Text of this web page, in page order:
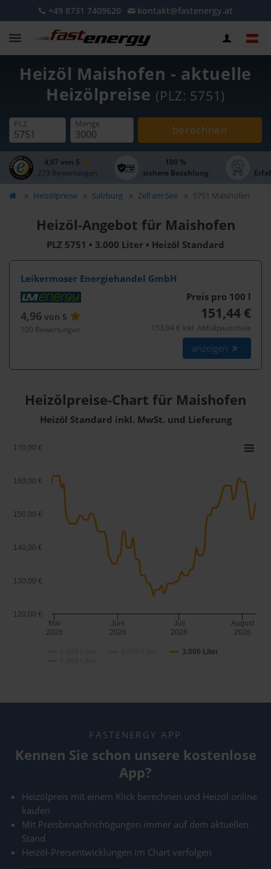
+49 8731 7409620 kontakt@fastenergy.at
Heizöl Maishofen - aktuelle
Heizölpreise (PLZ: 5751)
PLZ Menge berechnen
4,97 von 5
273 Bewertungen
100 %
sichere Bezahlung
Heizölpreise Salzburg Zell am See 5751 Maishofen
Heizöl-Angebot für Maishofen
PLZ 5751 • 3.000 Liter • Heizöl Standard
Leikermoser Energiehandel GmbH
4,96von 5
100 Bewertungen
Preis pro 100 l
151,44 €
153,04 € inkl. Abfüllpauschale
anzeigen
Heizölpreise-Chart für Maishofen
Heizöl Standard inkl. MwSt. und Lieferung
3.000 Liter
Mai
2026
Juni
2026
Juli
2026
August
2026
120,00 €
130,00 €
140,00 €
150,00 €
160,00 €
170,00 €
FASTENERGY APP
Kennen Sie schon unsere kostenlose
App?
Heizölpreis mit einem Klick berechnen und Heizöl online
kaufen
Mit Preisbenachrichtigungen immer auf dem aktuellen
Stand
Heizöl-Preisentwicklungen im Chart verfolgen